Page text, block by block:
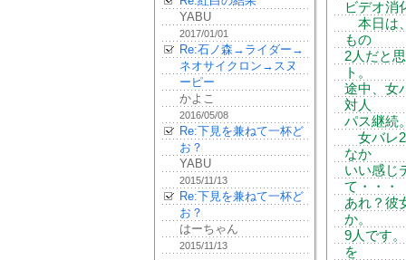
YABU
2017/01/01
Re:石ノ森→ライダー→
ネオサイクロン→スヌ
ーピー
かよこ
2016/05/08
Re:下見を兼ねて一杯ど
お？
YABU
2015/11/13
Re:下見を兼ねて一杯ど
お？
はーちゃん
2015/11/13
ビデオ消
本日は
もの
2人だと
ト。
途中、女
対人
パス継続
女バレ2
なか
いい感じ
て・・・
あれ？彼
か。
9人です
を